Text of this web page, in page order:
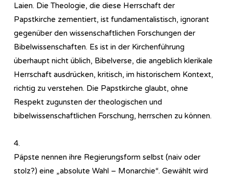
Laien. Die Theologie, die diese Herrschaft der
Papstkirche zementiert, ist fundamentalistisch, ignorant
gegenüber den wissenschaftlichen Forschungen der
Bibelwissenschaften. Es ist in der Kirchenführung
überhaupt nicht üblich, Bibelverse, die angeblich klerikale
Herrschaft ausdrücken, kritisch, im historischem Kontext,
richtig zu verstehen. Die Papstkirche glaubt, ohne
Respekt zugunsten der theologischen und
bibelwissenschaftlichen Forschung, herrschen zu können.
4.
Päpste nennen ihre Regierungsform selbst (naiv oder
stolz?) eine „absolute Wahl – Monarchie“. Gewählt wird